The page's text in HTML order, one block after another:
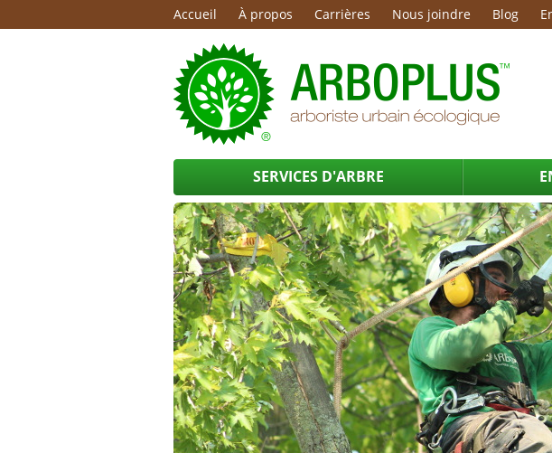
Accueil À propos Carrières Nous joindre Blog
SERVICES D'ARBRE